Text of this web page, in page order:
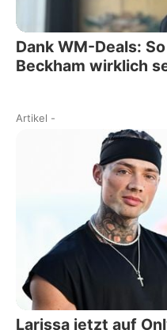
Dank WM-Deals:
Beckham wirklich
Artikel -
Larissa jetzt auf